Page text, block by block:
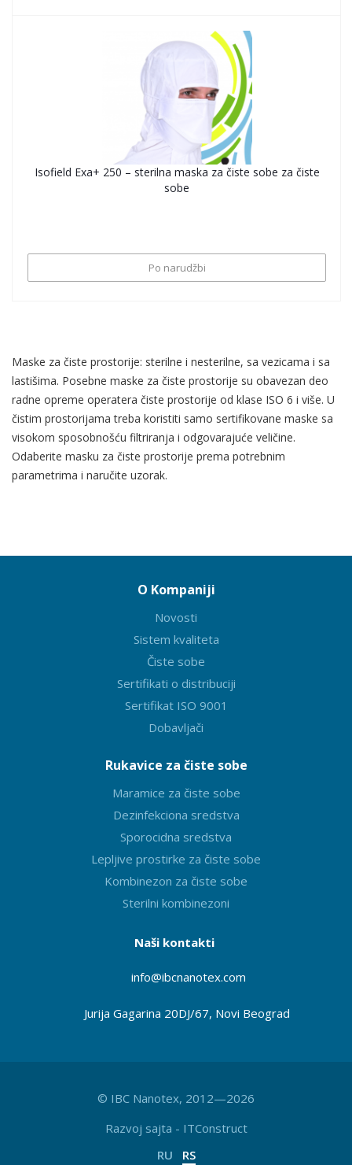
Isofield Exa+ 250 – sterilna maska za čiste sobe za čiste
sobe
Po narudžbi
Maske za čiste prostorije: sterilne i nesterilne, sa vezicama i sa
lastišima. Posebne maske za čiste prostorije su obavezan deo
radne opreme operatera čiste prostorije od klase ISO 6 i više. U
čistim prostorijama treba koristiti samo sertifikovane maske sa
visokom sposobnošću filtriranja i odgovarajuće veličine.
Odaberite masku za čiste prostorije prema potrebnim
parametrima i naručite uzorak.
O Kompaniji
Novosti
Sistem kvaliteta
Čiste sobe
Sertifikati o distribuciji
Sertifikat ISO 9001
Dobavljači
Rukavice za čiste sobe
Maramice za čiste sobe
Dezinfekciona sredstva
Sporocidna sredstva
Lepljive prostirke za čiste sobe
Kombinezon za čiste sobe
Sterilni kombinezoni
Naši kontakti
info@ibcnanotex.com
Jurija Gagarina 20DJ/67, Novi Beograd
© IBC Nanotex, 2012—2026
Razvoj sajta - ITConstruct
RU
RS